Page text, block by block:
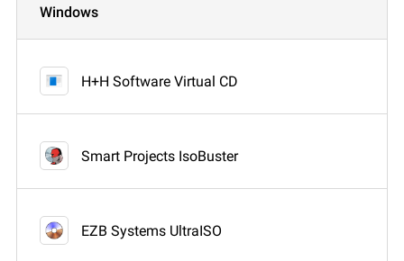
Windows
H+H Software Virtual CD
Smart Projects IsoBuster
EZB Systems UltraISO